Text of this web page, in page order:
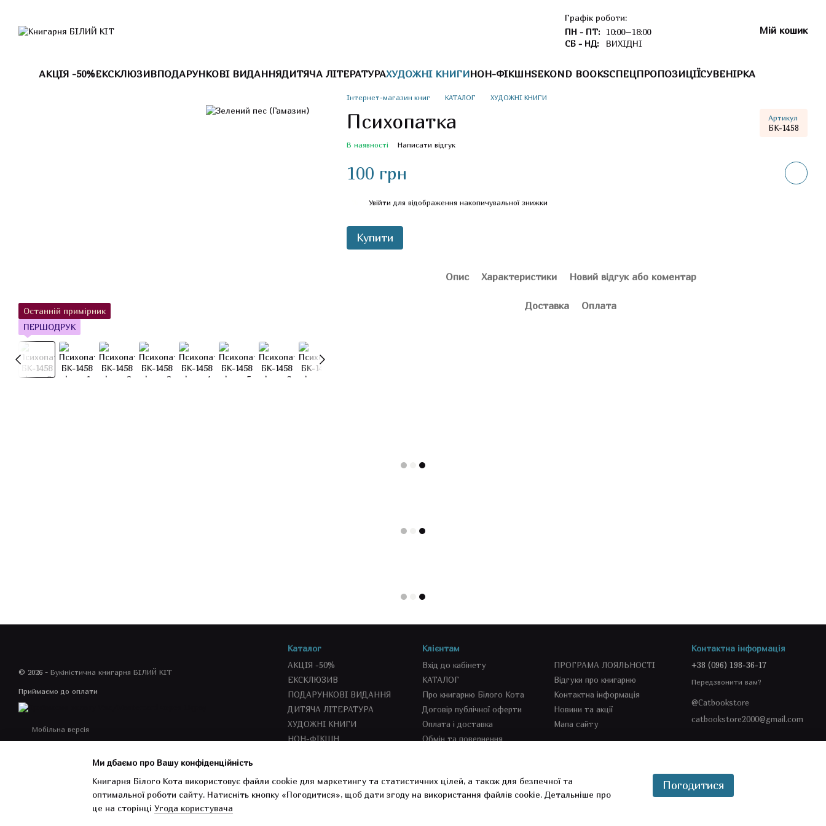
Графік роботи:
ПН - ПТ: 10:00–18:00
СБ - НД:
ВИХІДНІ
Мій кошик
АКЦІЯ -50%ЕКСКЛЮЗИВПОДАРУНКОВІ ВИДАННЯДИТЯЧА ЛІТЕРАТУРАХУДОЖНІ КНИГИНОН-ФІКШНSEKOND BOOKSСПЕЦПРОПОЗИЦІЇСУВЕНІРКА
Останній примірник
ПЕРШОДРУК
Інтернет-магазин книг КАТАЛОГ ХУДОЖНІ КНИГИ
Психопатка Артикул
БК-1458
В наявності Написати відгук
100 грн
Увійти для відображення накопичувальної знижки
Купити
Опис Характеристики Новий відгук або коментар
Доставка Оплата
© 2026 - Букіністична книгарня БІЛИЙ КІТ
Приймаємо до оплати
Мобільна версія
Інтернет-магазин створений з Хорошоп
Каталог
АКЦІЯ -50%
ЕКСКЛЮЗИВ
ПОДАРУНКОВІ ВИДАННЯ
ДИТЯЧА ЛІТЕРАТУРА
ХУДОЖНІ КНИГИ
НОН-ФІКШН
СУВЕНІРКА
Клієнтам
Вхід до кабінету
КАТАЛОГ
Про книгарню Білого Кота
Договір публічної оферти
Оплата і доставка
Обмін та повернення
ПРОГРАМА ЛОЯЛЬНОСТІ
Відгуки про книгарню
Контактна інформація
Новини та акції
Мапа сайту
Контактна інформація
+38 (096) 198-36-17
Передзвонити вам?
@Catbookstore
catbookstore2000@gmail.com
Ми дбаємо про Вашу конфіденційність
Книгарня Білого Кота використовує файли cookie для маркетингу та статистичних цілей, а також для безпечної та
оптимальної роботи сайту. Натисніть кнопку «Погодитися», щоб дати згоду на використання файлів cookie. Детальніше про
це на сторінці Угода користувача
Погодитися